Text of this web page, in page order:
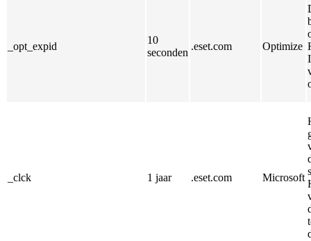
_opt_expid
10
seconden
.eset.com Optimize
_clck 1 jaar .eset.com Microsoft